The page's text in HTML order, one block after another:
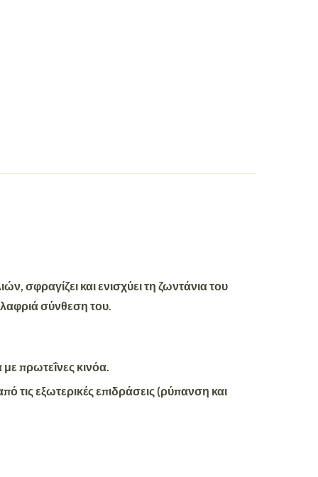
σφραγίζει και ενισχύει τη ζωντάνια του
σύνθεση του.
πρωτεΐνες κινόα.
τις εξωτερικές επιδράσεις (ρύπανση και